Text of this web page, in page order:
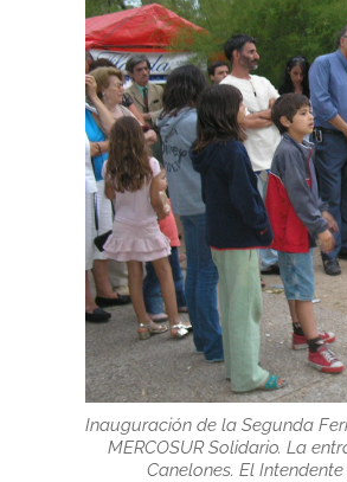
Inauguración de la Segunda
MERCOSUR Solidario. La
Canelones. El